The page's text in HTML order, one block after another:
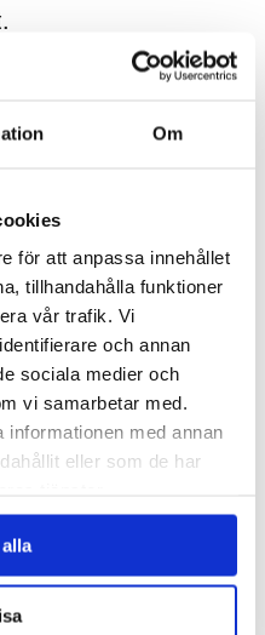
Om
för att anpassa innehållet
tillhandahålla funktioner
vår trafik. Vi
och annan
sociala medier och
vi samarbetar med.
med annan
eller som de har
vi har fått
och